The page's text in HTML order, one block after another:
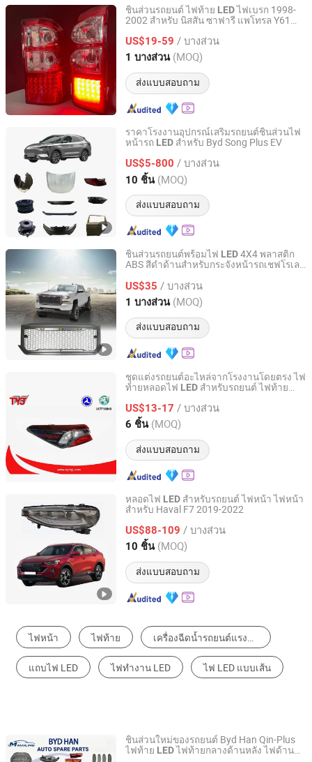
ชิ้นส่วนรถยนต์ ไฟท้าย LEDไฟเบรก 1998-
2002 สำหรับ นิสสัน ซาฟารี แพโทรล Y61
US$19-59 / บางส่วน
1 บางส่วน (MOQ)
ส่งแบบสอบถาม
Nanjing Kaitong Automobile Service Co., Ltd.
Jiangsu, China อัตราจาก 2024
ราคาโรงงานอุปกรณ์เสริมรถยนต์ชิ้นส่วนไฟ
หน้ารถ LED สำหรับ Byd Song Plus EV
US$5-800 / บางส่วน
10 ชิ้น (MOQ)
ส่งแบบสอบถาม
Chongqing Xinqi Lun Auto Parts Co., Ltd
Chongqing, China อัตราจาก 2026
ชิ้นส่วนรถยนต์พร้อมไฟ LED4X4 พลาสติก
ABS สีดำด้านสำหรับกระจังหน้ารถเชฟโรเลต
US$35 / บางส่วน
1 บางส่วน (MOQ)
ส่งแบบสอบถาม
Changzhou Hao Lan Import & Export Trading Co., LTD.
Jiangsu, China อัตราจาก 2019
ชุดแต่งรถยนต์อะไหล่จากโรงงานโดยตรง ไฟ
ท้ายหลอดไฟ LED สำหรับรถยนต์ ไฟท้าย
US$13-17 / บางส่วน
6 ชิ้น (MOQ)
ส่งแบบสอบถาม
Changzhou Yanjiang Xinye Vehicle Parts Factory
Jiangsu, China อัตราจาก 2019
หลอดไฟ LED สำหรับรถยนต์ ไฟหน้า ไฟหน้า
สำหรับ Haval F7 2019-2022
US$88-109 / บางส่วน
10 ชิ้น (MOQ)
ส่งแบบสอบถาม
Yiwu Jony Auto Parts Co., Ltd.
Zhejiang, China อัตราจาก 2022
ไฟหน้า ไฟท้าย เครื่องฉีดน้ำรถยนต์แรงดันสูง
แถบไฟ LED ไฟทำงาน LED ไฟ LED แบบเส้น
ชิ้นส่วนใหม่ของรถยนต์ Byd Han Qin-Plus
ไฟท้าย LEDไฟท้ายกลางด้านหลัง ไฟด้าน
Mailing Auto Parts (Chongqing) Co., Ltd.